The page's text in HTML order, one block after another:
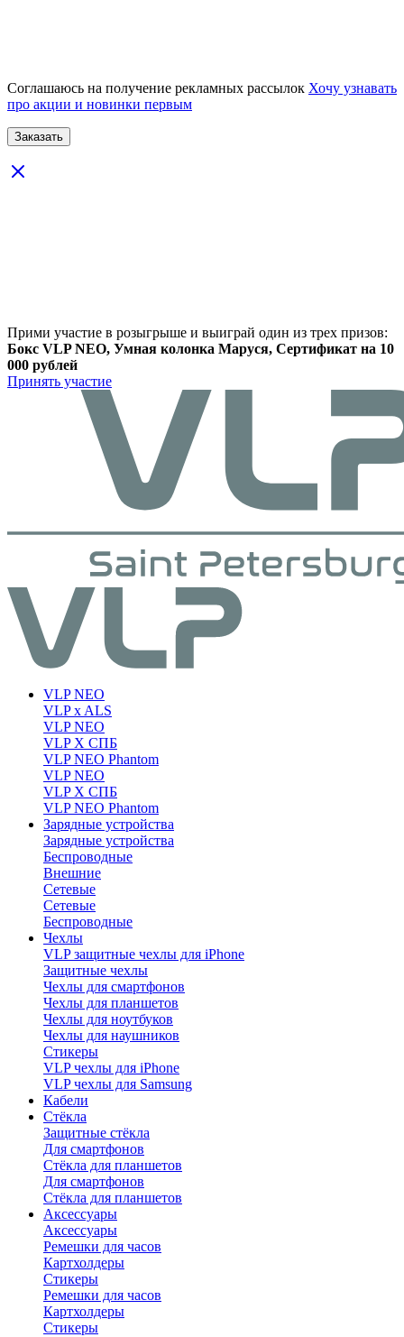
Соглашаюсь на получение рекламных рассылок Хочу узнавать
про акции и новинки первым
Прими участие в розыгрыше и выиграй один из трех призов:
Бокс VLP NEO, Умная колонка Маруся, Сертификат на 10
000 рублей
Принять участие
VLP NEO
VLP x ALS
VLP NEO
VLP X СПБ
VLP NEO Phantom
VLP NEO
VLP X СПБ
VLP NEO Phantom
Зарядные устройства
Зарядные устройства
Беспроводные
Внешние
Сетевые
Сетевые
Беспроводные
Чехлы
VLP защитные чехлы для iPhone
Защитные чехлы
Чехлы для смартфонов
Чехлы для планшетов
Чехлы для ноутбуков
Чехлы для наушников
Стикеры
VLP чехлы для iPhone
VLP чехлы для Samsung
Кабели
Стёкла
Защитные стёкла
Для смартфонов
Стёкла для планшетов
Для смартфонов
Стёкла для планшетов
Аксессуары
Аксессуары
Ремешки для часов
Картхолдеры
Стикеры
Ремешки для часов
Картхолдеры
Стикеры